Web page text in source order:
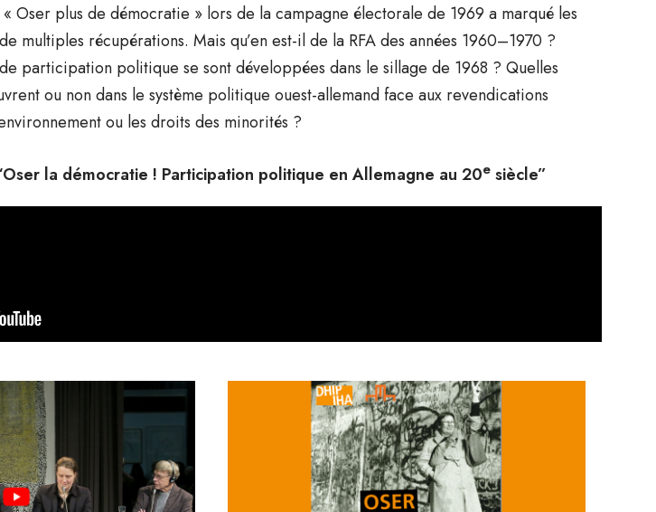
Oser plus de démocratie » lors de la campagne électorale de 1969 a marqué les
multiples récupérations. Mais qu’en est-il de la RFA des années 1960–1970 ?
participation politique se sont développées dans le sillage de 1968 ? Quelles
ou non dans le système politique ouest-allemand face aux revendications
ou les droits des minorités ?
la démocratie ! Participation politique en Allemagne au 20esiècle”